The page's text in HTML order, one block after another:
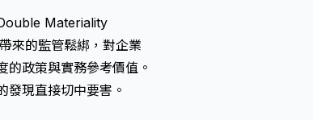
Materiality
來的監管鬆綁，對企業
政策與實務參考價值。
發現直接切中要害。